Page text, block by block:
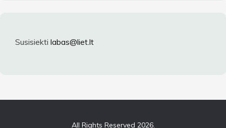
Susisiekti labas@liet.lt
All Rights Reserved 2026.